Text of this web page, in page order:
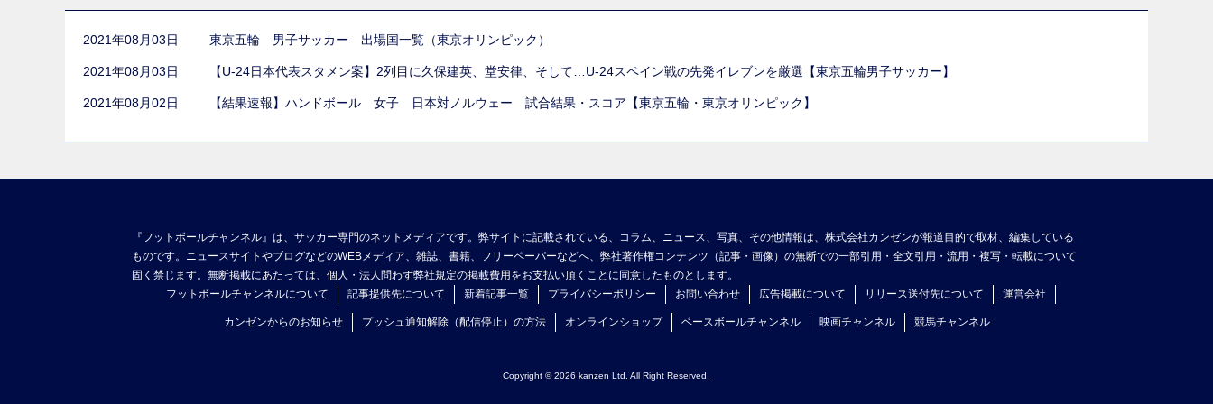
2021年08月03日 東京五輪 男子サッカー 出場国一覧（東京オリンピック）
2021年08月03日 【U-24日本代表スタメン案】2列目に久保建英、堂安律、そして…U-24スペイン戦の先発イレブンを厳選【東京五輪男子サッカー】
2021年08月02日 【結果速報】ハンドボール 女子 日本対ノルウェー 試合結果・スコア【東京五輪・東京オリンピック】
『フットボールチャンネル』は、サッカー専門のネットメディアです。弊サイトに記載されている、コラム、ニュース、写真、その他情報は、株式会社カンゼンが報道目的で取材、編集している
ものです。ニュースサイトやブログなどのWEBメディア、雑誌、書籍、フリーペーパーなどへ、弊社著作権コンテンツ（記事・画像）の無断での一部引用・全文引用・流用・複写・転載について
固く禁じます。無断掲載にあたっては、個人・法人問わず弊社規定の掲載費用をお支払い頂くことに同意したものとします。
フットボールチャンネルについて
記事提供先について 新着記事一覧 プライバシーポリシー お問い合わせ 広告掲載について リリース送付先について 運営会社
カンゼンからのお知らせ プッシュ通知解除（配信停止）の方法 オンラインショップ ベースボールチャンネル 映画チャンネル 競馬チャンネル
Copyright © 2026 kanzen Ltd. All Right Reserved.